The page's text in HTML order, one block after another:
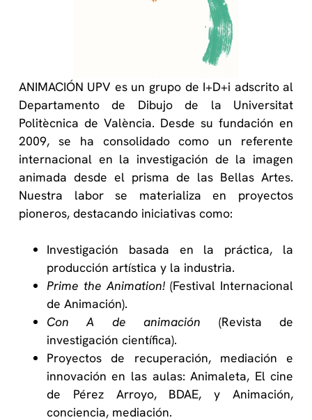
ANIMACIÓN UPV es un grupo de I+D+i adscrito al
Departamento de Dibujo de la Universitat
Politècnica de València. Desde su fundación en
2009, se ha consolidado como un referente
internacional en la investigación de la imagen
animada desde el prisma de las Bellas Artes.
Nuestra labor se materializa en proyectos
pioneros, destacando iniciativas como:
Investigación basada en la práctica, la
producción artística y la industria.
Prime the Animation! (Festival Internacional
de Animación).
Con A de animación (Revista de
investigación científica).
Proyectos de recuperación, mediación e
innovación en las aulas: Animaleta, El cine
de Pérez Arroyo, BDAE, y Animación,
conciencia, mediación.